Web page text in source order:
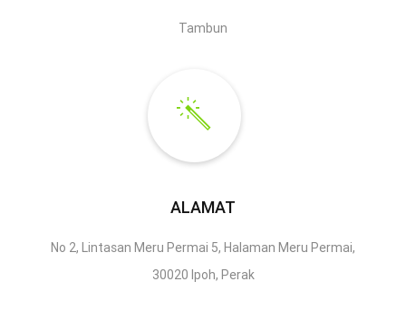
Tambun
ALAMAT
No 2, Lintasan Meru Permai 5, Halaman Meru Permai,
30020 Ipoh, Perak